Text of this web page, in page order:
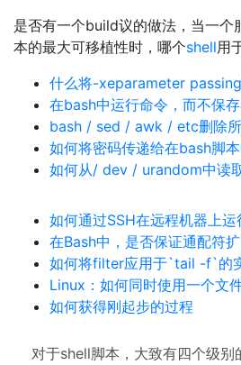
是否有一个build议的做法，当一个
本的最大可移植性时，哪个shell用
什么将-xeparameter
在bash中运行命令，而不保
bash / sed / awk / etc删除
如何将密码传递给在bash脚
如何从/ dev / urandom中读
如何通过SSH在远程机器上运
在Bash中，是否保证通配符扩
如何将filter应用于`tail -f`的
Linux：如何同时使用一个文
如何获得刚起步的过程
对于shell脚本，大致有四个级别